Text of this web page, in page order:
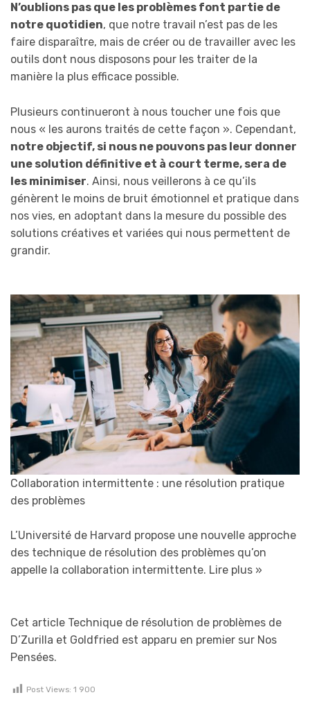
N’oublions pas que les problèmes font partie de
notre quotidien, que notre travail n’est pas de les
faire disparaître, mais de créer ou de travailler avec les
outils dont nous disposons pour les traiter de la
manière la plus efficace possible.
Plusieurs continueront à nous toucher une fois que
nous « les aurons traités de cette façon ». Cependant,
notre objectif, si nous ne pouvons pas leur donner
une solution définitive et à court terme, sera de
les minimiser. Ainsi, nous veillerons à ce qu’ils
génèrent le moins de bruit émotionnel et pratique dans
nos vies, en adoptant dans la mesure du possible des
solutions créatives et variées qui nous permettent de
grandir.
Collaboration intermittente : une résolution pratique
des problèmes
L’Université de Harvard propose une nouvelle approche
des technique de résolution des problèmes qu’on
appelle la collaboration intermittente. Lire plus »
Cet article Technique de résolution de problèmes de
D’Zurilla et Goldfried est apparu en premier sur Nos
Pensées.
Post Views: 1 900